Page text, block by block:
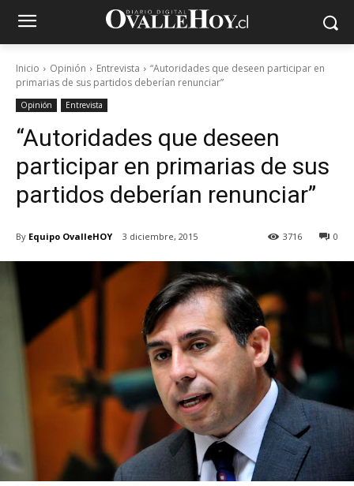
Inicio Opinión Entrevista
“Autoridades que deseen participar en
primarias de sus partidos deberían renunciar”
Opinión Entrevista
“Autoridades que deseen
participar en primarias de sus
partidos deberían renunciar”
By Equipo OvalleHOY 3 diciembre, 2015 0
3716